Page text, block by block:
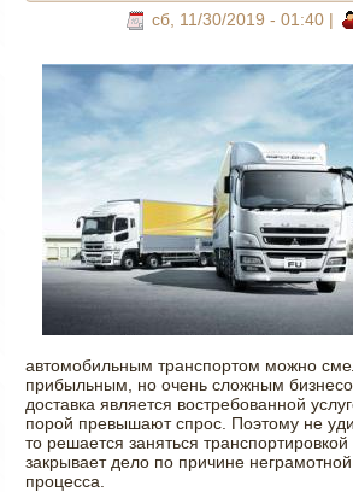
сб, 11/30/2019 - 01:40 |
автомобильным транспортом можно
прибыльным, но очень сложным
доставка является востребованной
порой превышают спрос. Поэтому не
то решается заняться транспортировкой
закрывает дело по причине
процесса.